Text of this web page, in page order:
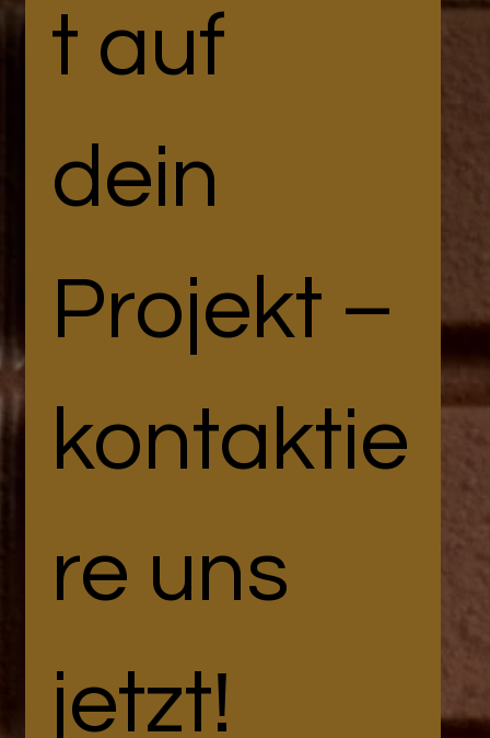
t auf
dein
Projekt –
kontaktie
re uns
jetzt!